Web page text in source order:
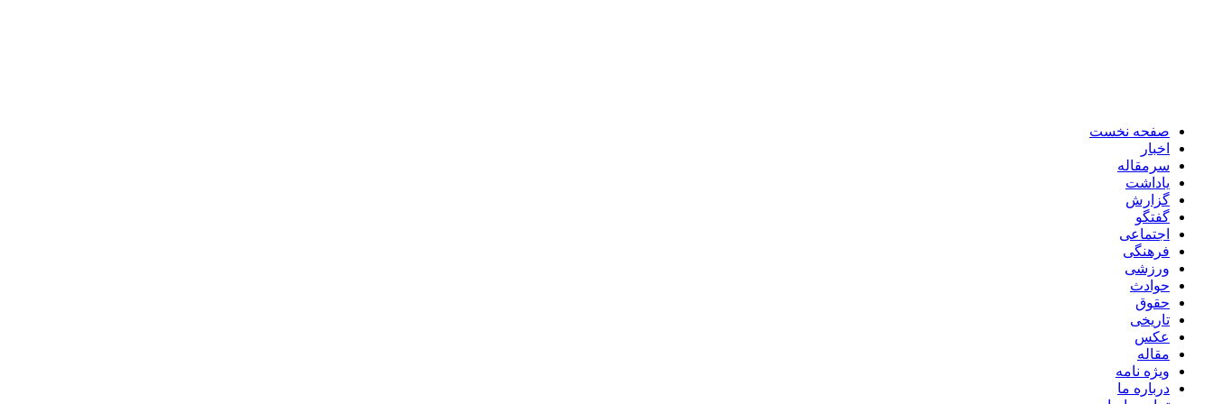
صفحه نخست
اخبار
سرمقاله
یاداشت
گزارش
گفتگو
اجتماعی
فرهنگی
ورزشی
حوادث
حقوق
تاریخی
عکس
مقاله
ویژه نامه
درباره ما